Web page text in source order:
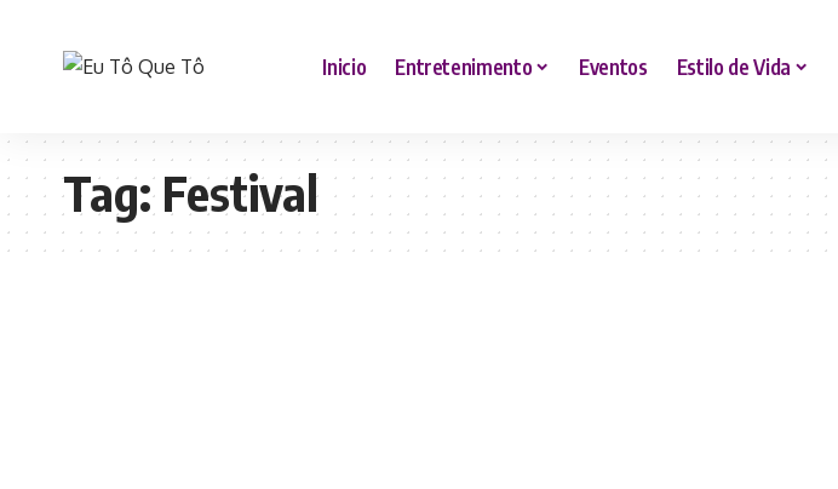
Inicio Entretenimento Eventos Estilo de Vida
Tag:Festival